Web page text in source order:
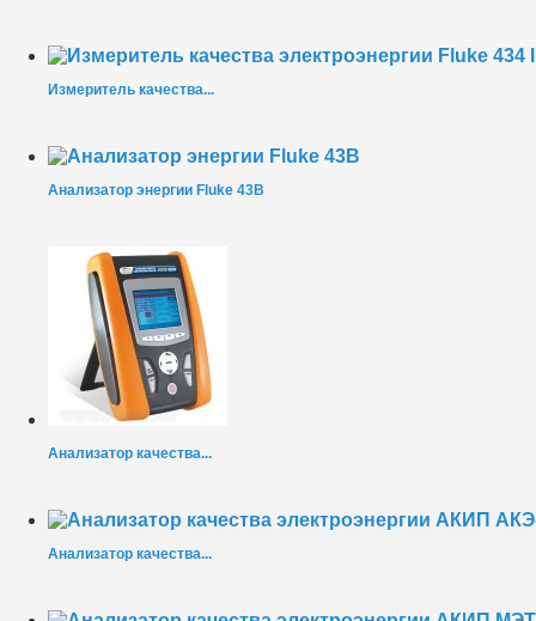
Измеритель качества...
Анализатор энергии Fluke 43B
Анализатор качества...
Анализатор качества...